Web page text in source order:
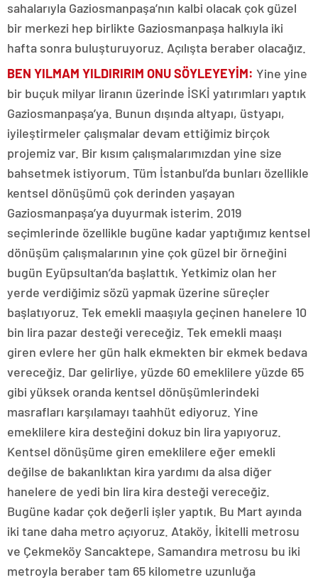
sahalarıyla Gaziosmanpaşa’nın kalbi olacak çok güzel
bir merkezi hep birlikte Gaziosmanpaşa halkıyla iki
hafta sonra buluşturuyoruz. Açılışta beraber olacağız.
BEN YILMAM YILDIRIRIM ONU SÖYLEYEYİM: Yine yine
bir buçuk milyar liranın üzerinde İSKİ yatırımları yaptık
Gaziosmanpaşa’ya. Bunun dışında altyapı, üstyapı,
iyileştirmeler çalışmalar devam ettiğimiz birçok
projemiz var. Bir kısım çalışmalarımızdan yine size
bahsetmek istiyorum. Tüm İstanbul’da bunları özellikle
kentsel dönüşümü çok derinden yaşayan
Gaziosmanpaşa’ya duyurmak isterim. 2019
seçimlerinde özellikle bugüne kadar yaptığımız kentsel
dönüşüm çalışmalarının yine çok güzel bir örneğini
bugün Eyüpsultan’da başlattık. Yetkimiz olan her
yerde verdiğimiz sözü yapmak üzerine süreçler
başlatıyoruz. Tek emekli maaşıyla geçinen hanelere 10
bin lira pazar desteği vereceğiz. Tek emekli maaşı
giren evlere her gün halk ekmekten bir ekmek bedava
vereceğiz. Dar gelirliye, yüzde 60 emeklilere yüzde 65
gibi yüksek oranda kentsel dönüşümlerindeki
masrafları karşılamayı taahhüt ediyoruz. Yine
emeklilere kira desteğini dokuz bin lira yapıyoruz.
Kentsel dönüşüme giren emeklilere eğer emekli
değilse de bakanlıktan kira yardımı da alsa diğer
hanelere de yedi bin lira kira desteği vereceğiz.
Bugüne kadar çok değerli işler yaptık. Bu Mart ayında
iki tane daha metro açıyoruz. Ataköy, İkitelli metrosu
ve Çekmeköy Sancaktepe, Samandıra metrosu bu iki
metroyla beraber tam 65 kilometre uzunluğa